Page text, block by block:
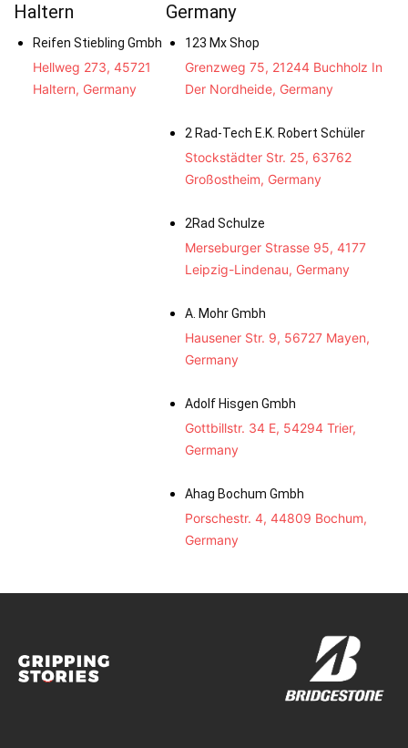
Haltern
Reifen Stiebling Gmbh
Hellweg 273, 45721
Haltern, Germany
Germany
123 Mx Shop
Grenzweg 75, 21244 Buchholz In
Der Nordheide, Germany
2 Rad-Tech E.K. Robert Schüler
Stockstädter Str. 25, 63762
Großostheim, Germany
2Rad Schulze
Merseburger Strasse 95, 4177
Leipzig-Lindenau, Germany
A. Mohr Gmbh
Hausener Str. 9, 56727 Mayen,
Germany
Adolf Hisgen Gmbh
Gottbillstr. 34 E, 54294 Trier,
Germany
Ahag Bochum Gmbh
Porschestr. 4, 44809 Bochum,
Germany